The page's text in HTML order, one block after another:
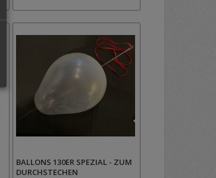
BALLONS 130ER SPEZIAL - ZUM
DURCHSTECHEN